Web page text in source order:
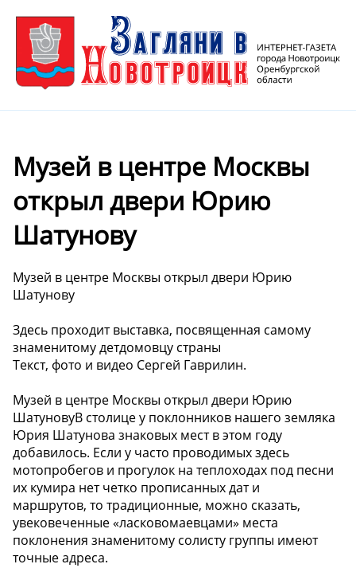
Музей в центре Москвы
открыл двери Юрию
Шатунову
Музей в центре Москвы открыл двери Юрию
Шатунову
Здесь проходит выставка, посвященная самому
знаменитому детдомовцу страны
Текст, фото и видео Сергей Гаврилин.
Музей в центре Москвы открыл двери Юрию
ШатуновуВ столице у поклонников нашего земляка
Юрия Шатунова знаковых мест в этом году
добавилось. Если у часто проводимых здесь
мотопробегов и прогулок на теплоходах под песни
их кумира нет четко прописанных дат и
маршрутов, то традиционные, можно сказать,
увековеченные «ласковомаевцами» места
поклонения знаменитому солисту группы имеют
точные адреса.